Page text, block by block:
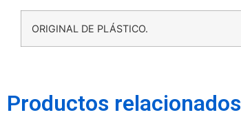
ORIGINAL DE PLÁSTICO.
Productos relacionados